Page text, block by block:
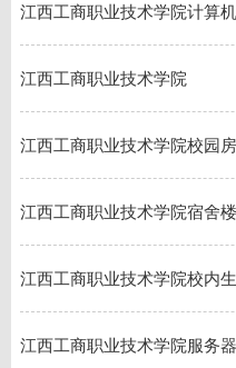
江西工商职业技术学院